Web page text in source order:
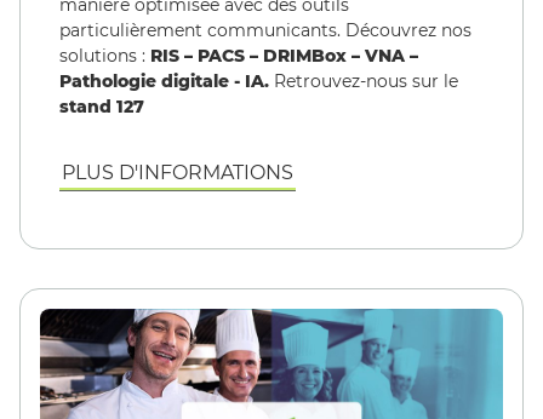
manière optimisée avec des outils
particulièrement communicants. Découvrez nos
solutions : RIS – PACS – DRIMBox – VNA –
Pathologie digitale - IA. Retrouvez-nous sur le
stand 127
PLUS D'INFORMATIONS